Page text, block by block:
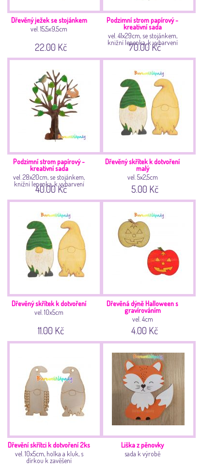
Dřevěný ježek se stojánkem
vel. 15,5x9,5cm
22.00 Kč
Podzimní strom papírový -
kreativní sada
vel. 41x29cm, se stojánkem,
knižní lepenka, k vybarvení
70.00 Kč
Podzimní strom papírový -
kreativní sada
vel. 28x20cm, se stojánkem,
knižní lepenka, k vybarvení
40.00 Kč
Dřevěný skřítek k dotvoření
malý
vel. 5x2,5cm
5.00 Kč
Dřevěný skřítek k dotvoření
vel. 10x5cm
11.00 Kč
Dřevěná dýně Halloween s
gravírováním
vel. 4cm
4.00 Kč
Dřevění skřítci k dotvoření 2ks
vel. 10x5cm, holka a kluk, s
dírkou k zavěšení
Liška z pěnovky
sada k výrobě